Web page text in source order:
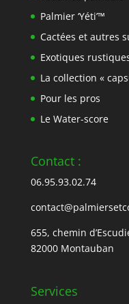
Palmier ‘Yéti’™
Cactées et autres
Exotiques
La collection «
Pour les pros
Le Water-score
Contact :
06.95.93.02.74
655, chemin
82000 Montauban
Services